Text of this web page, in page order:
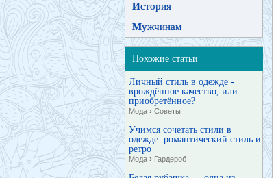
История
Мужчинам
Похожие статьи
Личный стиль в одежде -
врождённое качество, или
приобретённое?
Мода › Советы
Учимся сочетать стили в
одежде: романтический стиль и
ретро
Мода › Гардероб